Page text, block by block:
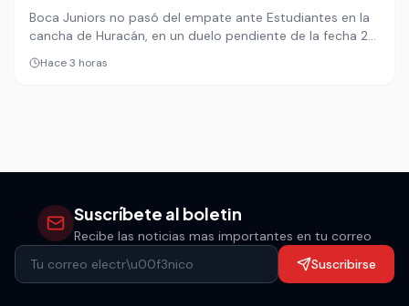
Boca Juniors no pasó del empate ante Estudiantes en la
cancha de Huracán, en un duelo pendiente de la fecha 2
del Torneo Clausura. El equipo de Arruabarrena sigue sin
conseguir su primer triunfo en el certamen, en un
Hace 3 horas
Suscríbete al boletin
Recibe las noticias mas importantes en tu correo
Suscribirse